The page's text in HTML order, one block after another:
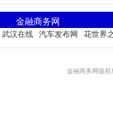
金融商务网
武汉在线 汽车发布网 花世界
金融商务网版